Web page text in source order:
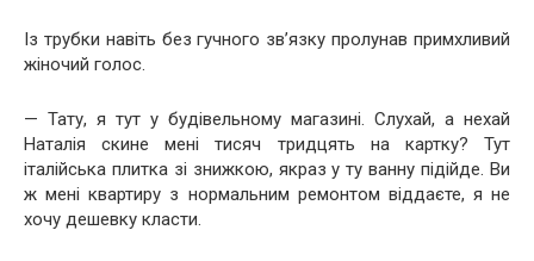
Із трубки навіть без гучного зв’язку пролунав примхливий
жіночий голос.
— Тату, я тут у будівельному магазині. Слухай, а нехай
Наталія скине мені тисяч тридцять на картку? Тут
італійська плитка зі знижкою, якраз у ту ванну підійде. Ви
ж мені квартиру з нормальним ремонтом віддаєте, я не
хочу дешевку класти.